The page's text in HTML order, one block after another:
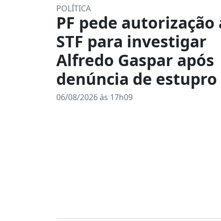
POLÍTICA
PF pede autorização
STF para investigar
Alfredo Gaspar após
denúncia de estupro
06/08/2026 às 17h09